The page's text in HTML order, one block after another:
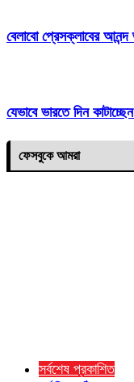
বেলাবো প্রেসক্লাবের
যেভাবে ভারতে দিন
ফেসবুকে আমরা
সর্বশেষ প্রকাশিত